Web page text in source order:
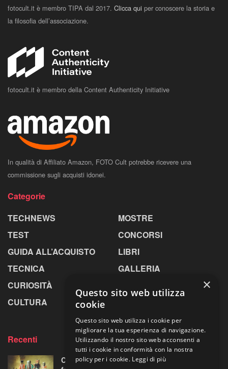
fotocult.it è membro TIPA dal 2017. Clicca qui per conoscere la storia e
la filosofia dell’associazione.
fotocult.it è membro della Content Authenticity Initiative
In qualità di Affiliato Amazon, FOTO Cult potrebbe ricevere una
commissione sugli acquisti idonei.
Categorie
TECHNEWS
TEST
GUIDA ALL’ACQUISTO
TECNICA
CURIOSITÀ
CULTURA
MOSTRE
CONCORSI
LIBRI
GALLERIA
Recenti
Centosessantasette candeline per la mostra
×
Questo sito web utilizza
cookie
Questo sito web utilizza i cookie per
migliorare la tua esperienza di navigazione.
Utilizzando il nostro sito web acconsenti a
tutti i cookie in conformità con la nostra
policy per i cookie. Leggi di più